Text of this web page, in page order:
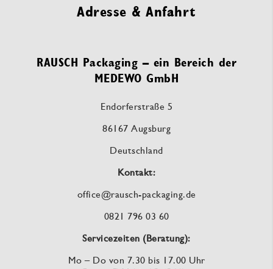
Adresse & Anfahrt
RAUSCH Packaging – ein Bereich der
MEDEWO GmbH
Endorferstraße 5
86167 Augsburg
Deutschland
Kontakt:
office@rausch-packaging.de
0821 796 03 60
Servicezeiten (Beratung):
Mo – Do von 7.30 bis 17.00 Uhr